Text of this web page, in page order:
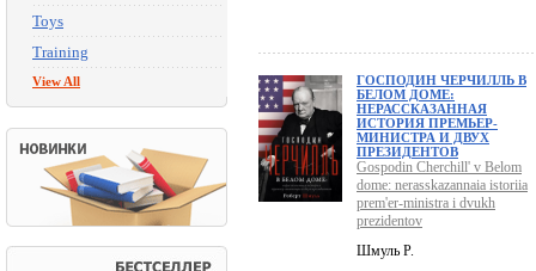
Toys
Training
View All
ГОСПОДИН ЧЕРЧИЛЛЬ В
БЕЛОМ ДОМЕ:
НЕРАССКАЗАННАЯ
ИСТОРИЯ ПРЕМЬЕР-
МИНИСТРА И ДВУХ
ПРЕЗИДЕНТОВ
Gospodin Cherchill' v Belom
dome: nerasskazannaia istoriia
prem'er-ministra i dvukh
prezidentov
Шмуль Р.